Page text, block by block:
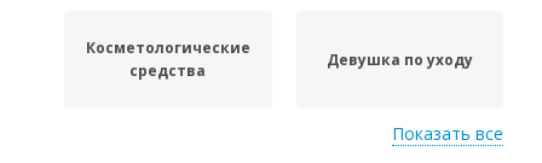
Косметологические
средства
Девушка по уходу
Показать все